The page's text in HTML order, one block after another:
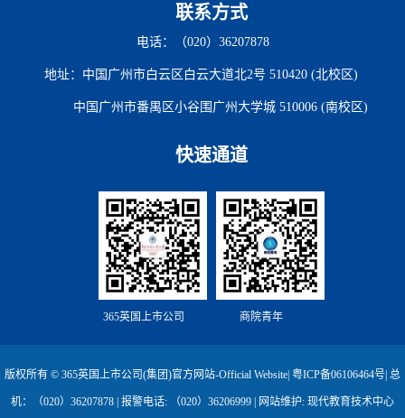
联系方式
电话：（020）36207878
地址：中国广州市白云区白云大道北2号 510420 (北校区)
中国广州市番禺区小谷围广州大学城 510006 (南校区)
快速通道
365英国上市公司 商院青年
版权所有 © 365英国上市公司(集团)官方网站-Official Website| 粤ICP备06106464号 | 总
机：（020）36207878 | 报警电话: （020）36206999 | 网站维护: 现代教育技术中心